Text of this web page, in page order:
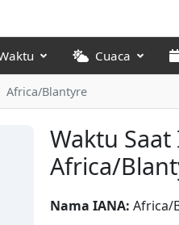
Cuaca
Africa/Blantyre
Waktu
Africa/
Nama IANA: Africa/